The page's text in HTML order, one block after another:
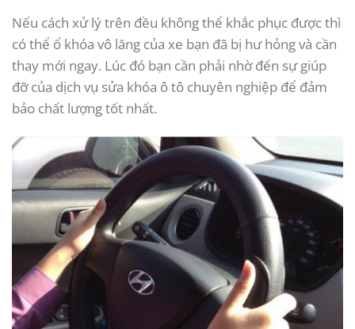
Nếu cách xử lý trên đều không thể khắc phục được thì
có thể ổ khóa vô lăng của xe bạn đã bị hư hỏng và cần
thay mới ngay. Lúc đó bạn cần phải nhờ đến sự giúp
đỡ của dịch vụ sửa khóa ô tô chuyên nghiệp để đảm
bảo chất lượng tốt nhất.